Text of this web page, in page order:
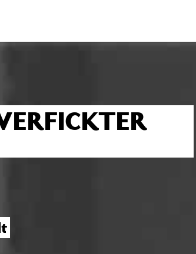
htdocs/wordpress/wp-